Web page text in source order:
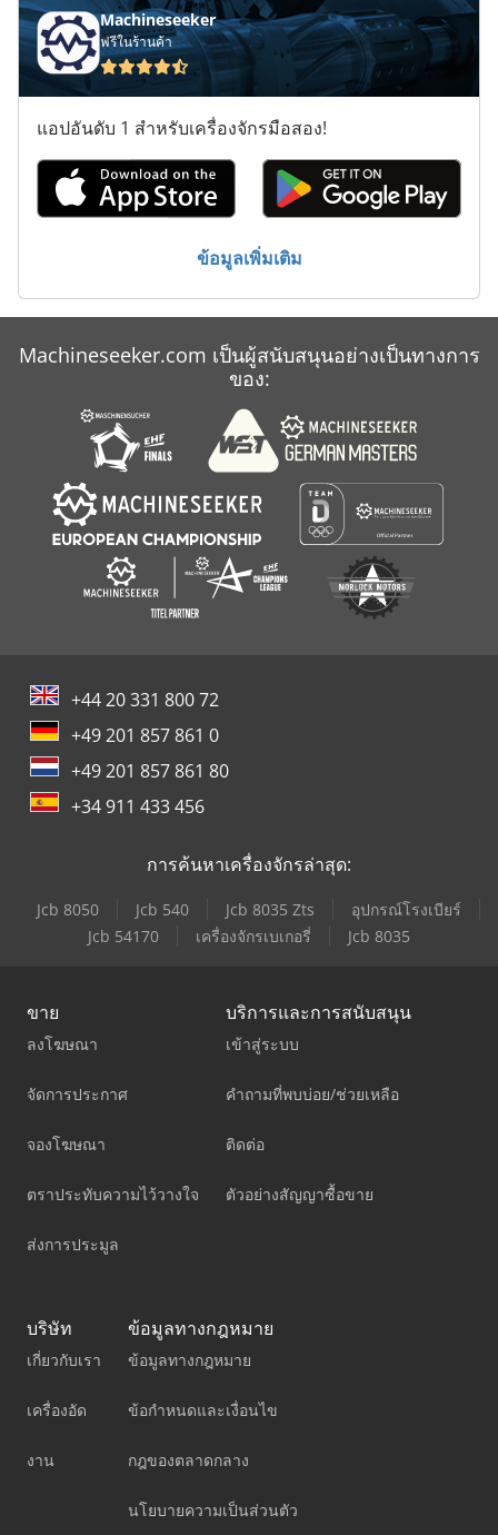
Thermal Dynamics
กด
คอนแทค เตอร์
Machineseeker
ฟรีในร้านค้า
แอปอันดับ 1 สำหรับเครื่องจักรมือสอง!
ข้อมูลเพิ่มเติม
Machineseeker.com เป็นผู้สนับสนุนอย่างเป็นทางการ
ของ:
+44 20 331 800 72
+49 201 857 861 0
+49 201 857 861 80
+34 911 433 456
การค้นหาเครื่องจักรล่าสุด:
Jcb 8050 Jcb 540 Jcb 8035 Zts
อุปกรณ์โรงเบียร์
Jcb 54170
เครื่องจักรเบเกอรี่ Jcb 8035
ขาย
ลงโฆษณา
จัดการประกาศ
จองโฆษณา
ตราประทับความไว้วางใจ
ส่งการประมูล
บริการและการสนับสนุน
เข้าสู่ระบบ
คำถามที่พบบ่อย/ช่วยเหลือ
ติดต่อ
ตัวอย่างสัญญาซื้อขาย
บริษัท
เกี่ยวกับเรา
เครื่องอัด
งาน
ข้อมูลทางกฎหมาย
ข้อมูลทางกฎหมาย
ข้อกำหนดและเงื่อนไข
กฎของตลาดกลาง
นโยบายความเป็นส่วนตัว